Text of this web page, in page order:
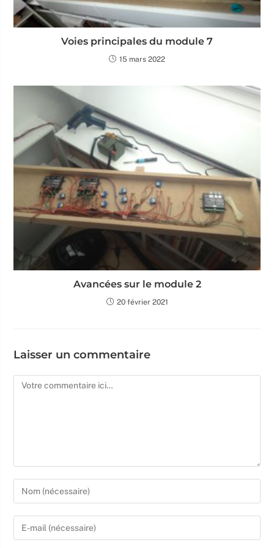
Voies principales du module 7
15 mars 2022
Avancées sur le module 2
20 février 2021
Laisser un commentaire
Comment
Enter
your
name
Enter
your